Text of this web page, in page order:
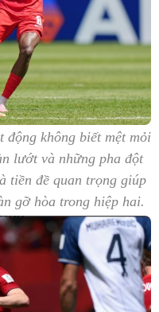
động không biết mệt mỏi
lướt và những pha đột
tiền đề quan trọng giúp
gỡ hòa trong hiệp hai.